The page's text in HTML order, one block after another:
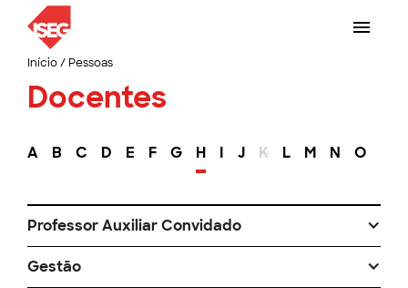
Início/ Pessoas
Docentes
A B C D E F G H I J K L M N O
Professor Auxiliar Convidado
Gestão